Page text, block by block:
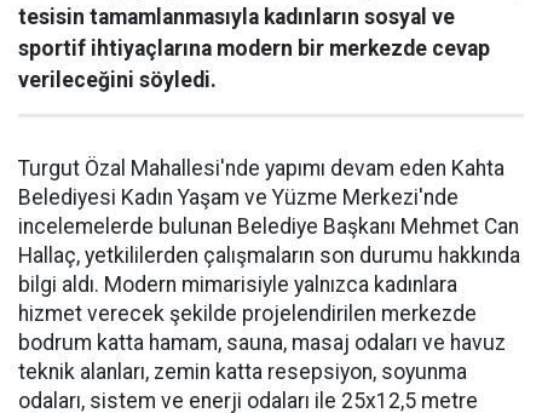
tesisin tamamlanmasıyla kadınların sosyal ve
sportif ihtiyaçlarına modern bir merkezde cevap
verileceğini söyledi.
Turgut Özal Mahallesi'nde yapımı devam eden Kahta
Belediyesi Kadın Yaşam ve Yüzme Merkezi'nde
incelemelerde bulunan Belediye Başkanı Mehmet Can
Hallaç, yetkililerden çalışmaların son durumu hakkında
bilgi aldı. Modern mimarisiyle yalnızca kadınlara
hizmet verecek şekilde projelendirilen merkezde
bodrum katta hamam, sauna, masaj odaları ve havuz
teknik alanları, zemin katta resepsiyon, soyunma
odaları, sistem ve enerji odaları ile 25x12,5 metre